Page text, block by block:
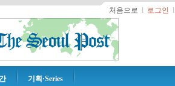
처음으로 l 로그인 l
기획·Series